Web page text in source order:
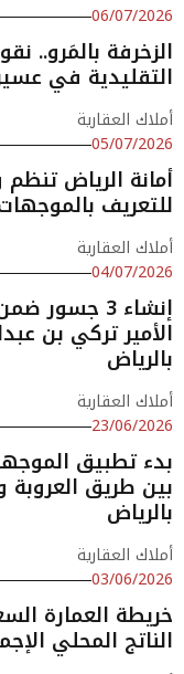
06/07/2026
الزخرفة بالمَرو..
التقليدية في
أملاك العقارية
05/07/2026
أمانة الرياض
للتعريف
أملاك العقارية
04/07/2026
إنشاء 3
الأمير تركي بن
بالرياض
أملاك العقارية
23/06/2026
بدء تطبيق
بين طريق العروبة
بالرياض
أملاك العقارية
03/06/2026
الناتج المحلي